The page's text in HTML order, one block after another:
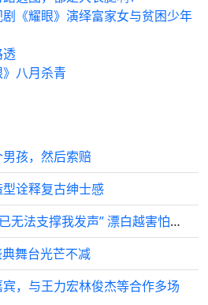
《耀眼》演绎富家女与贫困少年
透
八月杀青
孩，然后索赔
诠释复古绅士感
“在您那累积的安全感 已无法支撑我发声” 漂白越害怕越想看 聂曦光
舞台光芒不减
，与王力宏林俊杰等合作多场